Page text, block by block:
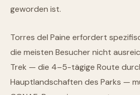
geworden ist.
Torres del Paine erfordert
die meisten Besucher nicht
Trek — die 4–5-tägige Route
Hauptlandschaften des Parks —